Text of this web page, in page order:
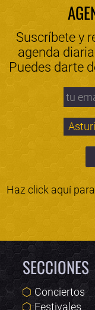
Suscríbete y
agenda
Puedes darte
Haz click aquí
SECCIONES
Conciertos
Festivales